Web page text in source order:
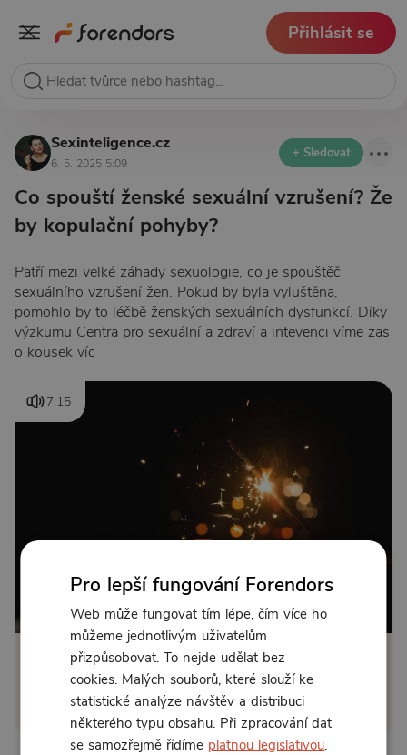
Přihlásit se
Sexinteligence.cz
6. 5. 2025 5:09
+ Sledovat
Co spouští ženské sexuální vzrušení? Že
by kopulační pohyby?
Patří mezi velké záhady sexuologie, co je spouštěč
sexuálního vzrušení žen. Pokud by byla vyluštěna,
pomohlo by to léčbě ženských sexuálních dysfunkcí. Díky
výzkumu Centra pro sexuální a zdraví a intevenci víme zas
o kousek víc
7:15
Od 183 Kč měsíčně nebo 90 Kč jednorázově
Zřídit předplatné
Koupit příspěvek
Pro lepší fungování Forendors
Web může fungovat tím lépe, čím více ho
můžeme jednotlivým uživatelům
přizpůsobovat. To nejde udělat bez
cookies. Malých souborů, které slouží ke
statistické analýze návštěv a distribuci
některého typu obsahu. Při zpracování dat
se samozřejmě řídíme platnou legislativou.